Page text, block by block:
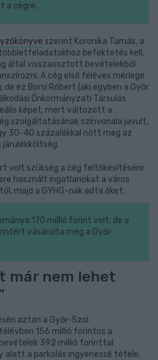
a cégre.
szerint Koronika Tamás, a
befektetés kell,
által visszaosztott bevételekből
A cég első féléves mérlege
ez Borsi Róbert (aki egyben a Győr
Önkormányzati Társulás
képet, mert változott a
szolgáltatásának színvonala javult,
30-40 százalékkal nőtt meg az
járulékköltség.
volt szükség a cég feltőkésítésére
használt ingatlanokat a város
majd a GYHG-nak adta őket:
170 millió forint volt, de a
vásárolta meg a Győr-
már nem lehet
aztán a Győr-Szol
156 millió forintos a
392 millió forinttal
alatt a parkolás ingyenessé tétele,